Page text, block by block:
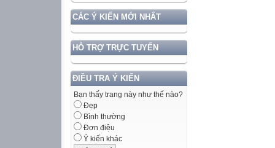
CÁC Ý KIẾN MỚI NHẤT
HỖ TRỢ TRỰC TUYẾN
ĐIỀU TRA Ý KIẾN
Bạn thấy trang này như thế nào?
Đẹp
Bình thường
Đơn điệu
Ý kiến khác